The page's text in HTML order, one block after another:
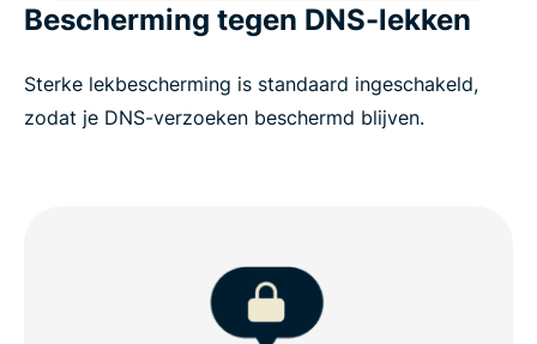
Bescherming tegen DNS-lekken
Sterke lekbescherming is standaard ingeschakeld,
zodat je DNS-verzoeken beschermd blijven.